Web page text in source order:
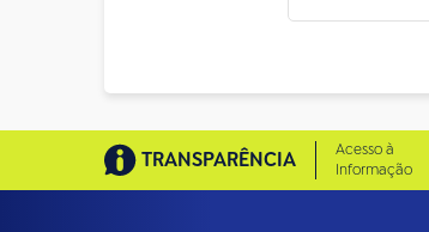
TRANSPARÊNCIA
Acesso à
Informação